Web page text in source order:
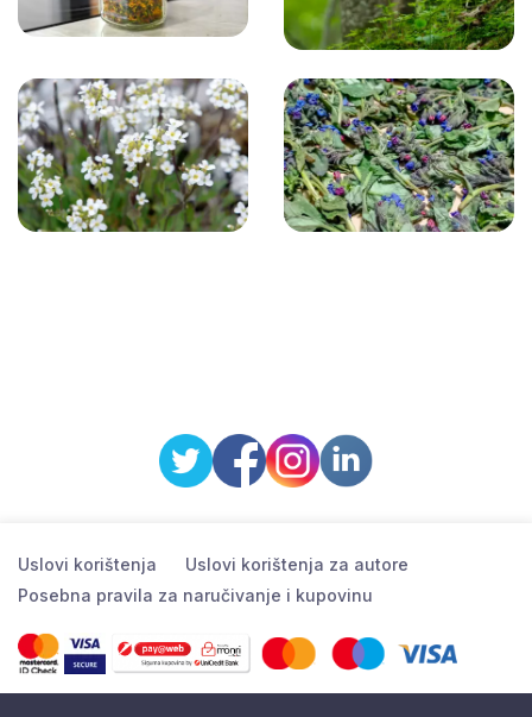
Uslovi korištenja
Uslovi korištenja za autore
Posebna pravila za naručivanje i kupovinu